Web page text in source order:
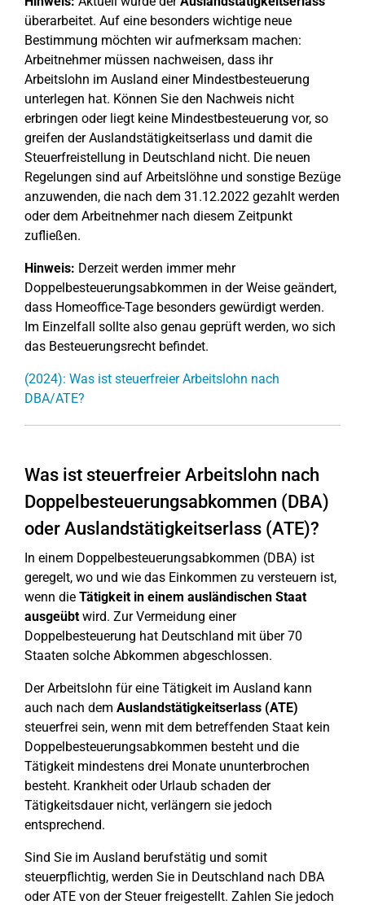
überarbeitet. Auf eine besonders wichtige neue
Bestimmung möchten wir aufmerksam machen:
Arbeitnehmer müssen nachweisen, dass ihr
Arbeitslohn im Ausland einer Mindestbesteuerung
unterlegen hat. Können Sie den Nachweis nicht
erbringen oder liegt keine Mindestbesteuerung vor, so
greifen der Auslandstätigkeitserlass und damit die
Steuerfreistellung in Deutschland nicht. Die neuen
Regelungen sind auf Arbeitslöhne und sonstige Bezüge
anzuwenden, die nach dem 31.12.2022 gezahlt werden
oder dem Arbeitnehmer nach diesem Zeitpunkt
zufließen.
Hinweis: Derzeit werden immer mehr
Doppelbesteuerungsabkommen in der Weise geändert,
dass Homeoffice-Tage besonders gewürdigt werden.
Im Einzelfall sollte also genau geprüft werden, wo sich
das Besteuerungsrecht befindet.
(2024): Was ist steuerfreier Arbeitslohn nach
DBA/ATE?
Was ist steuerfreier Arbeitslohn nach
Doppelbesteuerungsabkommen (DBA)
oder Auslandstätigkeitserlass (ATE)?
In einem Doppelbesteuerungsabkommen (DBA) ist
geregelt, wo und wie das Einkommen zu versteuern ist,
wenn die Tätigkeit in einem ausländischen Staat
ausgeübtwird. Zur Vermeidung einer
Doppelbesteuerung hat Deutschland mit über 70
Staaten solche Abkommen abgeschlossen.
Der Arbeitslohn für eine Tätigkeit im Ausland kann
auch nach dem Auslandstätigkeitserlass (ATE)
steuerfrei sein, wenn mit dem betreffenden Staat kein
Doppelbesteuerungsabkommen besteht und die
Tätigkeit mindestens drei Monate ununterbrochen
besteht. Krankheit oder Urlaub schaden der
Tätigkeitsdauer nicht, verlängern sie jedoch
entsprechend.
Sind Sie im Ausland berufstätig und somit
steuerpflichtig, werden Sie in Deutschland nach DBA
oder ATE von der Steuer freigestellt. Zahlen Sie jedoch